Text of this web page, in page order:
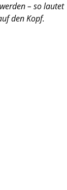
– so lautet
den Kopf.